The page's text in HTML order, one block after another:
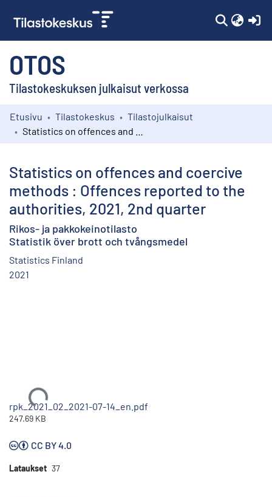
OTOS
Tilastokeskuksen julkaisut verkossa
Kokoelmat
Etusivu Tilastokeskus
Tilastojulkaisut
Statistics on offences and coercive
methods : Offences reported to the
authorities, 2021, 2nd quarter
Rikos- ja pakkokeinotilasto
Statistik över brott och tvångsmedel
Statistics Finland
2021
Ladataan...
rpk_2021_02_2021-07-14_en.pdf
247.69 KB
CC BY 4.0
Lataukset 37